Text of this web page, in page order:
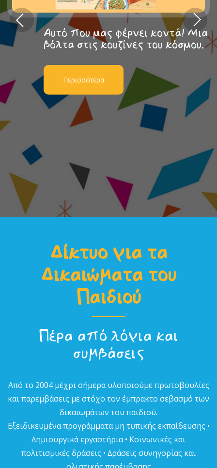
Αυτό που μας φέρνει κοντά! Μια
βόλτα στις κουζίνες του κόσμου.
Περισσότερα
Δίκτυο για τα
Δικαιώµατα του
Παιδιού
Πέρα από λόγια και
συµβάσεις
Από το 2004 µέχρι σήµερα υλοποιούµε πρωτοβουλίες
και παρεµβάσεις µε στόχο τον έµπρακτο σεβασµό των
δικαιωµάτων του παιδιού.
Εξειδικευµένα προγράµµατα µη τυπικής εκπαίδευσης •
∆ηµιουργικά εργαστήρια • Κοινωνικές και
πολιτισµικές δράσεις • ∆ράσεις συνηγορίας και